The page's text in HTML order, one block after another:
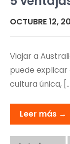
OCTUBRE 12,
Viajar a
puede explicar
cultura única,
Leer más →